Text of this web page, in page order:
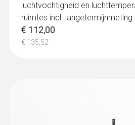
luchtvochtigheid en
ruimtes incl. langetermijnmeting
€ 112,00
€ 135,52